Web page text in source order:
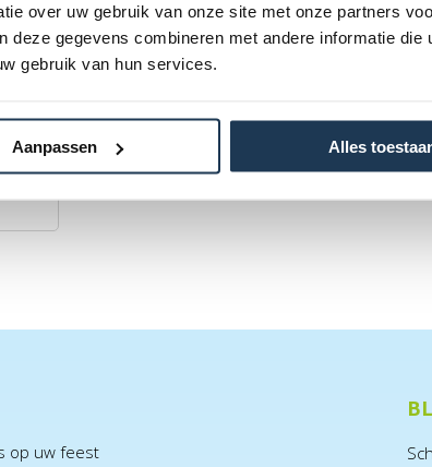
over uw gebruik van onze site met onze partners
gegevens combineren met andere informatie die
gebruik van hun services.
Aanpassen Alles
op uw feest